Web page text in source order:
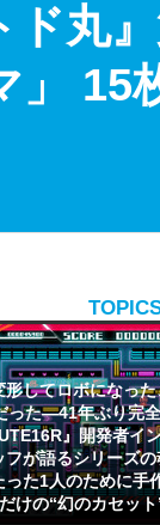
ド丸
」 15
形してロボになっ
った―41年ぶり完
』開発者イ
フが語るシリーズ
った1人のために手
けの“幻のカセッ